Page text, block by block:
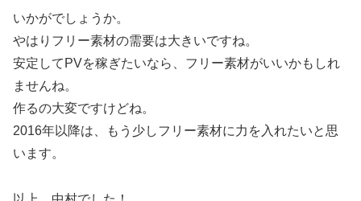
いかがでしょうか。
やはりフリー素材の需要は大きいですね。
安定してPVを稼ぎたいなら、フリー素材がいいかもしれ
ませんね。
作るの大変ですけどね。
2016年以降は、もう少しフリー素材に力を入れたいと思
います。